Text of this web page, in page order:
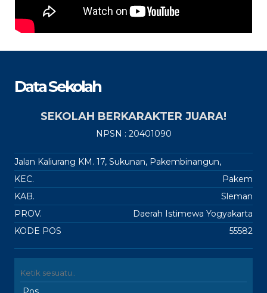
Data Sekolah
SEKOLAH BERKARAKTER JUARA!
NPSN : 20401090
Jalan Kaliurang KM. 17, Sukunan, Pakembinangun,
KEC.
Pakem
KAB.
Sleman
PROV.
Daerah Istimewa Yogyakarta
KODE POS
55582